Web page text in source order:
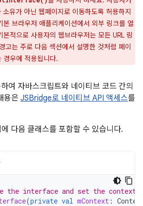
소유가 아닌 웹페이지로 이동하도록 허용하지
본 브라우저 애플리케이션에서 외부 링크를 열
적으로 사용자의 웹브라우저는 모든 URL 링
고는 주로 다음 섹션에서 설명한 것처럼 페이
경우에 적용됩니다.
여 자바스크립트와 네이티브 코드 간의
용은 JSBridge로 네이티브 API 액세스를
다음 클래스를 포함할 수 있습니다.
the interface and set the
(private val mContext :